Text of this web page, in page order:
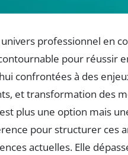
univers professionnel en
pour réussir
confrontées à des
et transformation des
plus une option mais
pour structurer ces
actuelles. Elle